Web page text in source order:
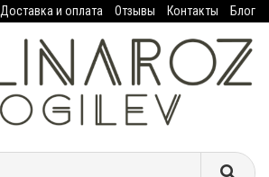
Доставка и оплата Отзывы Контакты Блог